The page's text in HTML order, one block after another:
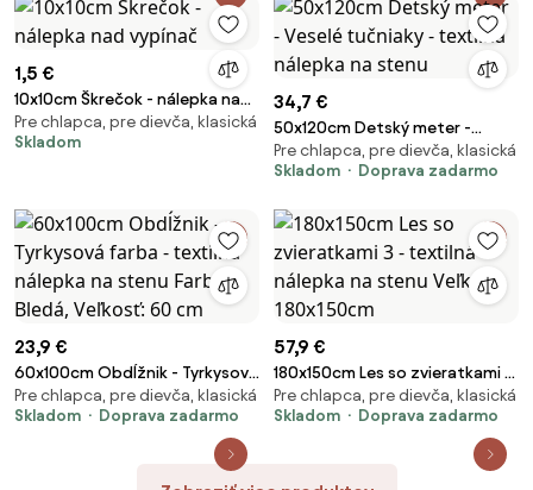
1,5 €
10x10cm Škrečok - nálepka nad
vypínač
Pre chlapca, pre dievča, klasická
Skladom
34,7 €
50x120cm Detský meter -
Veselé tučniaky - textilná
nálepka na stenu
Pre chlapca, pre dievča, klasická
Skladom
Doprava zadarmo
23,9 €
60x100cm Obdĺžnik - Tyrkysová
farba - textilná nálepka na
stenu Farba: Bledá, Veľkosť: 60
Pre chlapca, pre dievča, klasická
Skladom
Doprava zadarmo
57,9 €
180x150cm Les so zvieratkami 3
- textilná nálepka na stenu
Veľkosť: 180x150cm
Pre chlapca, pre dievča, klasická
Skladom
Doprava zadarmo